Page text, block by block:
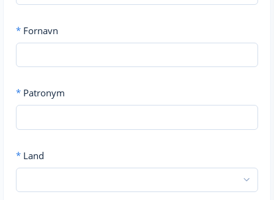
* Fornavn
* Patronym
* Land